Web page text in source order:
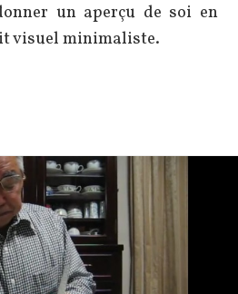
un aperçu de soi en
visuel minimaliste.